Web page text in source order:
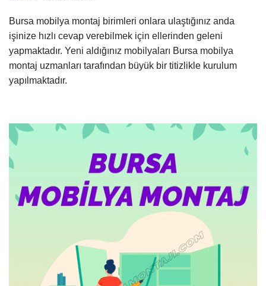
Bursa mobilya montaj birimleri onlara ulaştığınız anda
işinize hızlı cevap verebilmek için ellerinden geleni
yapmaktadır. Yeni aldığınız mobilyaları Bursa mobilya
montaj uzmanları tarafından büyük bir titizlikle kurulum
yapılmaktadır.